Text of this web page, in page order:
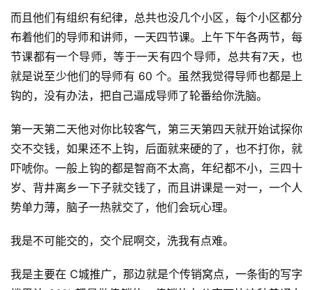
而且他们有组织有纪律，总共也没几个小区，每个小区都分
布着他们的导师和讲师，一天四节课。上午下午各两节，每
节课都有一个导师，等于一天有四个导师，总共有7天，也
就是说至少他们的导师有 60 个。虽然我觉得导师也都是上
钩的，没有办法，把自己逼成导师了轮番给你洗脑。
第一天第二天他对你比较客气，第三天第四天就开始试探你
交不交钱，如果还不上钩，后面就来硬的了，也不打你，就
吓唬你。一般上钩的都是智商不太高，年纪都不小，三四十
岁、背井离乡一下子就交钱了，而且讲课是一对一，一个人
势单力薄，脑子一热就交了，他们会玩心理。
我是不可能交的，交个屁啊交，洗我有点难。
我是主要在 C城推广，那边就是个传销窝点，一条街的写字